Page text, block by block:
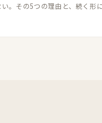
。その5つの理由と、続く